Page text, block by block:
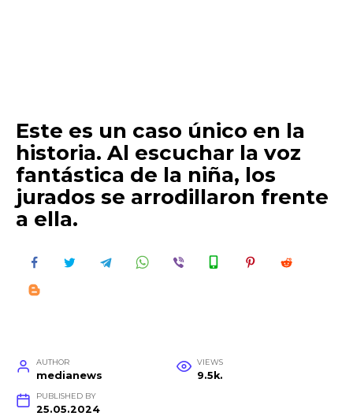
Este es un caso único en la
historia. Al escuchar la voz
fantástica de la niña, los
jurados se arrodillaron frente
a ella.
AUTHOR
medianews
VIEWS
9.5k.
PUBLISHED BY
25.05.2024